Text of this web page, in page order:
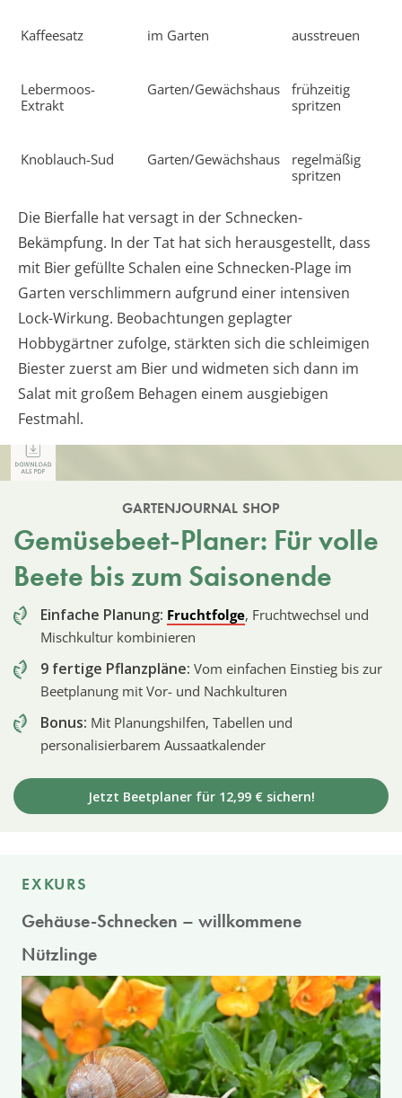
Kaffeesatz im Garten ausstreuen
Lebermoos-
Extrakt
Garten/Gewächshaus
frühzeitig
spritzen
Knoblauch-Sud Garten/Gewächshaus
regelmäßig
spritzen
Die Bierfalle hat versagt in der Schnecken-
Bekämpfung. In der Tat hat sich herausgestellt, dass
mit Bier gefüllte Schalen eine Schnecken-Plage im
Garten verschlimmern aufgrund einer intensiven
Lock-Wirkung. Beobachtungen geplagter
Hobbygärtner zufolge, stärkten sich die schleimigen
Biester zuerst am Bier und widmeten sich dann im
Salat mit großem Behagen einem ausgiebigen
Festmahl.
GARTENJOURNAL SHOP
Gemüsebeet-Planer: Für volle
Beete bis zum Saisonende
Einfache Planung: Fruchtfolge, Fruchtwechsel und
Mischkultur kombinieren
9 fertige Pflanzpläne: Vom einfachen Einstieg bis zur
Beetplanung mit Vor- und Nachkulturen
Bonus: Mit Planungshilfen, Tabellen und
personalisierbarem Aussaatkalender
Jetzt Beetplaner für 12,99 € sichern!
EXKURS
Gehäuse-Schnecken – willkommene
Nützlinge